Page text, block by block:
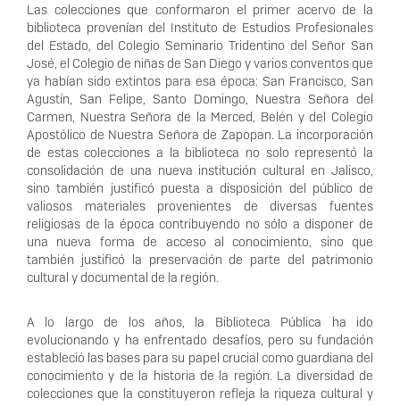
Las colecciones que conformaron el primer acervo de la
biblioteca provenían del Instituto de Estudios Profesionales
del Estado, del Colegio Seminario Tridentino del Señor San
José, el Colegio de niñas de San Diego y varios conventos que
ya habían sido extintos para esa época: San Francisco, San
Agustín, San Felipe, Santo Domingo, Nuestra Señora del
Carmen, Nuestra Señora de la Merced, Belén y del Colegio
Apostólico de Nuestra Señora de Zapopan. La incorporación
de estas colecciones a la biblioteca no solo representó la
consolidación de una nueva institución cultural en Jalisco,
sino también justificó puesta a disposición del público de
valiosos materiales provenientes de diversas fuentes
religiosas de la época contribuyendo no sólo a disponer de
una nueva forma de acceso al conocimiento, sino que
también justificó la preservación de parte del patrimonio
cultural y documental de la región.
A lo largo de los años, la Biblioteca Pública ha ido
evolucionando y ha enfrentado desafíos, pero su fundación
estableció las bases para su papel crucial como guardiana del
conocimiento y de la historia de la región. La diversidad de
colecciones que la constituyeron refleja la riqueza cultural y